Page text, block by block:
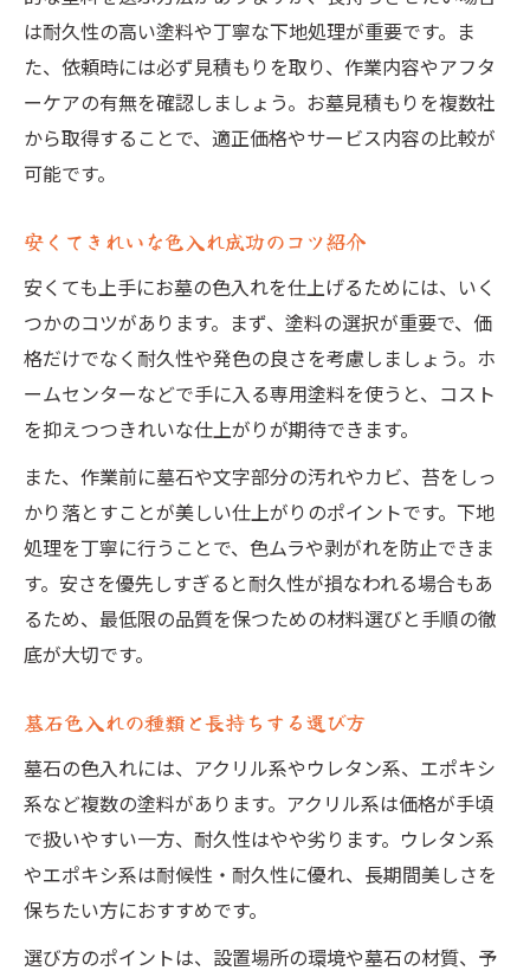
は耐久性の高い塗料や丁寧な下地処理が重要です。ま
た、依頼時には必ず見積もりを取り、作業内容やアフタ
ーケアの有無を確認しましょう。お墓見積もりを複数社
から取得することで、適正価格やサービス内容の比較が
可能です。
安くてきれいな色入れ成功のコツ紹介
安くても上手にお墓の色入れを仕上げるためには、いく
つかのコツがあります。まず、塗料の選択が重要で、価
格だけでなく耐久性や発色の良さを考慮しましょう。ホ
ームセンターなどで手に入る専用塗料を使うと、コスト
を抑えつつきれいな仕上がりが期待できます。
また、作業前に墓石や文字部分の汚れやカビ、苔をしっ
かり落とすことが美しい仕上がりのポイントです。下地
処理を丁寧に行うことで、色ムラや剥がれを防止できま
す。安さを優先しすぎると耐久性が損なわれる場合もあ
るため、最低限の品質を保つための材料選びと手順の徹
底が大切です。
墓石色入れの種類と長持ちする選び方
墓石の色入れには、アクリル系やウレタン系、エポキシ
系など複数の塗料があります。アクリル系は価格が手頃
で扱いやすい一方、耐久性はやや劣ります。ウレタン系
やエポキシ系は耐候性・耐久性に優れ、長期間美しさを
保ちたい方におすすめです。
選び方のポイントは、設置場所の環境や墓石の材質、予